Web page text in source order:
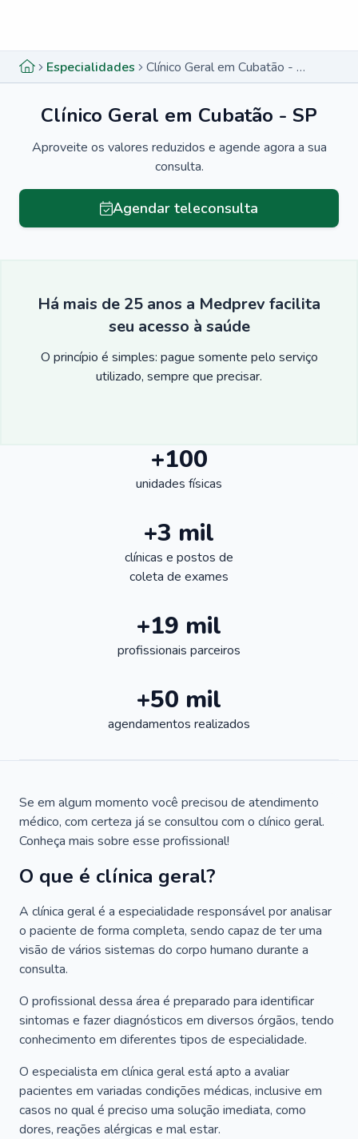
Especialidades Clínico Geral em Cubatão - SP
Clínico Geral em Cubatão - SP
Aproveite os valores reduzidos e agende agora a sua
consulta.
Agendar teleconsulta
Há mais de 25 anos a Medprev facilita
seu acesso à saúde
O princípio é simples: pague somente pelo serviço
utilizado, sempre que precisar.
+100
unidades físicas
+3 mil
clínicas e postos de
coleta de exames
+19 mil
profissionais parceiros
+50 mil
agendamentos realizados
Se em algum momento você precisou de atendimento
médico, com certeza já se consultou com o clínico geral.
Conheça mais sobre esse profissional!
O que é clínica geral?
A clínica geral é a especialidade responsável por analisar
o paciente de forma completa, sendo capaz de ter uma
visão de vários sistemas do corpo humano durante a
consulta.
O profissional dessa área é preparado para identificar
sintomas e fazer diagnósticos em diversos órgãos, tendo
conhecimento em diferentes tipos de especialidade.
O especialista em clínica geral está apto a avaliar
pacientes em variadas condições médicas, inclusive em
casos no qual é preciso uma solução imediata, como
dores, reações alérgicas e mal estar.